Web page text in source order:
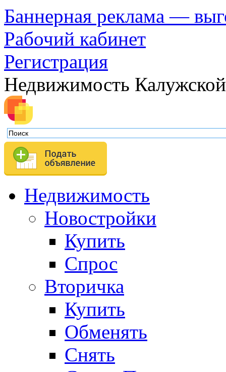
Баннерная реклама —
Рабочий кабинет
Регистрация
Недвижимость
Недвижимость
Новостройки
Купить
Спрос
Вторичка
Купить
Обменять
Снять